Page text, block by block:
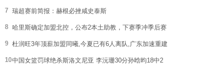
7 瑞超赛前简报：赫根必挫咸史泰斯
8 哈里斯确定加盟北控，公布2本土助教，下赛季冲季后赛
9 杜润旺3年顶薪加盟同曦,今夏已有6人离队,广东加速重建
10中国女篮罚球绝杀斯洛文尼亚 李沅珊30分孙晗昀18中2